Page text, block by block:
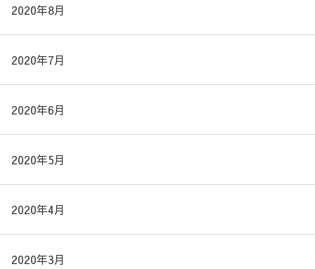
2020年8月
2020年7月
2020年6月
2020年5月
2020年4月
2020年3月